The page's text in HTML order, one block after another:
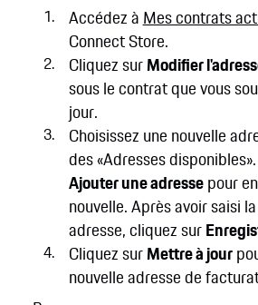
Accédez à Mes contrats
Connect Store.
Cliquez surModifier
sous le contrat que vous
jour.
Choisissez une nouvelle
des «Adresses
Ajouter une adressepour
nouvelle. Après avoir saisi
adresse, cliquez sur
Cliquez surMettre à jour
nouvelle adresse de